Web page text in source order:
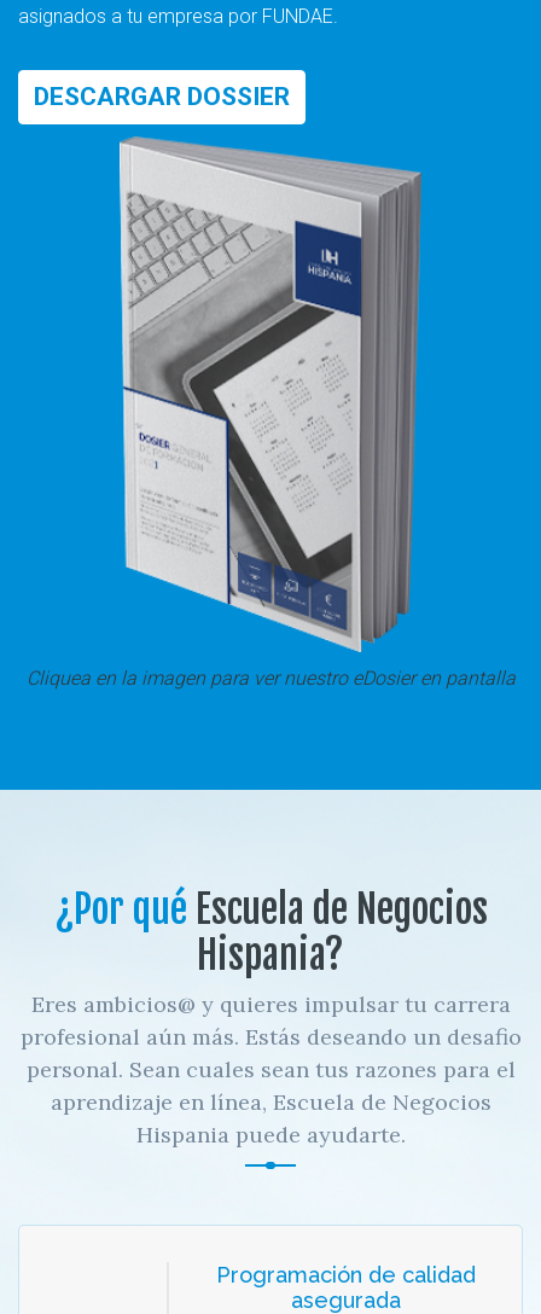
asignados a tu empresa por FUNDAE.
DESCARGAR DOSSIER
Cliquea en la imagen para ver nuestro eDosier en pantalla
¿Por qué Escuela de Negocios
Hispania?
Eres ambicios@ y quieres impulsar tu carrera
profesional aún más. Estás deseando un desafio
personal. Sean cuales sean tus razones para el
aprendizaje en línea, Escuela de Negocios
Hispania puede ayudarte.
Programación de calidad
asegurada